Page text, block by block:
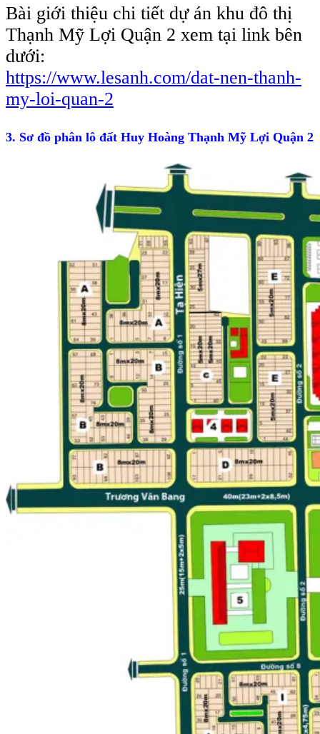
Bài giới thiệu chi tiết dự án khu đô thị
Thạnh Mỹ Lợi Quận 2 xem tại link bên
dưới:
https://www.lesanh.com/dat-nen-thanh-
my-loi-quan-2
3. Sơ đồ phân lô đất Huy Hoàng Thạnh Mỹ Lợi Quận 2